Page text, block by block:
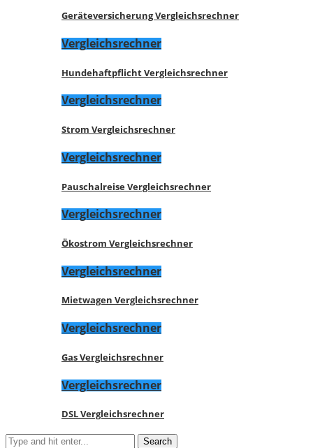
Geräteversicherung Vergleichsrechner
Vergleichsrechner
Hundehaftpflicht Vergleichsrechner
Vergleichsrechner
Strom Vergleichsrechner
Vergleichsrechner
Pauschalreise Vergleichsrechner
Vergleichsrechner
Ökostrom Vergleichsrechner
Vergleichsrechner
Mietwagen Vergleichsrechner
Vergleichsrechner
Gas Vergleichsrechner
Vergleichsrechner
DSL Vergleichsrechner